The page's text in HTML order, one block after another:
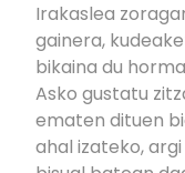
Irakaslea
gainera,
bikaina du
Asko gustatu
ematen dituen
ahal izateko,